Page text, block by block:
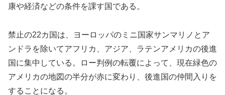
康や経済などの条件を課す国である。
禁止の22カ国は、ヨーロッパのミニ国家サンマリノとア
ンドラを除いてアフリカ、アジア、ラテンアメリカの後進
国に集中している。ロー判例の転覆によって、現在緑色の
アメリカの地図の半分が赤に変わり、後進国の仲間入りを
することになる。